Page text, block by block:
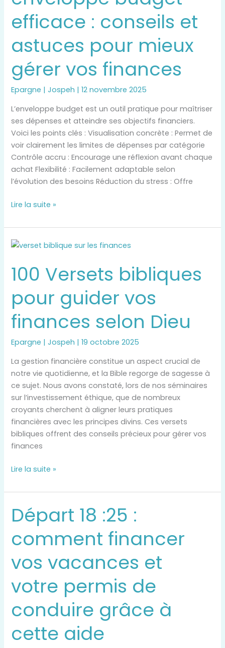
efficace : conseils et
astuces pour mieux
gérer vos finances
Epargne |Jospeh |12 novembre 2025
L’enveloppe budget est un outil pratique pour maîtriser
ses dépenses et atteindre ses objectifs financiers.
Voici les points clés : Visualisation concrète : Permet de
voir clairement les limites de dépenses par catégorie
Contrôle accru : Encourage une réflexion avant chaque
achat Flexibilité : Facilement adaptable selon
l’évolution des besoins Réduction du stress : Offre
Lire la suite »
100 Versets bibliques
pour guider vos
finances selon Dieu
Epargne |Jospeh |19 octobre 2025
La gestion financière constitue un aspect crucial de
notre vie quotidienne, et la Bible regorge de sagesse à
ce sujet. Nous avons constaté, lors de nos séminaires
sur l’investissement éthique, que de nombreux
croyants cherchent à aligner leurs pratiques
financières avec les principes divins. Ces versets
bibliques offrent des conseils précieux pour gérer vos
finances
100
bibliques
pour
guider
vos
finances
selon
Dieu
Lire la suite »
Départ 18 :25 :
comment financer
vos vacances et
votre permis de
conduire grâce à
cette aide
Départ
18
:25
:
comment
financer
vos
vacances
et
votre
permis
de